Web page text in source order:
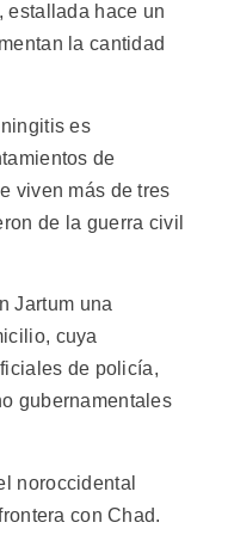
estallada hace un
la cantidad
es
de
viven más de tres
de la guerra civil
Jartum una
cuya
de policía,
gubernamentales
noroccidental
con Chad.